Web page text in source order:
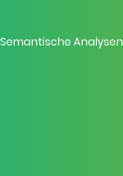
Semantische Analysen